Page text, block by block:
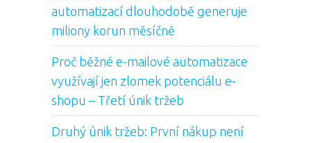
automatizací dlouhodobě generuje
miliony korun měsíčně
Proč běžné e-mailové automatizace
využívají jen zlomek potenciálu e-
shopu – Třetí únik tržeb
Druhý únik tržeb: První nákup není